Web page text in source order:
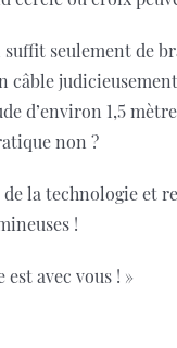
seulement de
câble
d’environ 1,5
non ?
la technologie et
!
est avec vous ! »